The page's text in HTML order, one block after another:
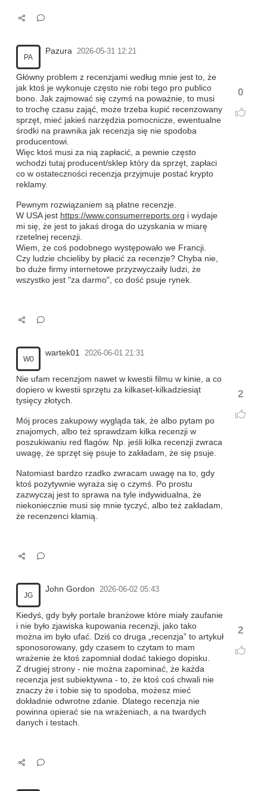
PA
Pazura 2026-05-31 12:21
0
Główny problem z recenzjami według mnie jest to, że
jak ktoś je wykonuje często nie robi tego pro publico
bono. Jak zajmować się czymś na poważnie, to musi
to trochę czasu zająć, może trzeba kupić recenzowany
sprzęt, mieć jakieś narzędzia pomocnicze, ewentualne
środki na prawnika jak recenzja się nie spodoba
producentowi.
Więc ktoś musi za nią zapłacić, a pewnie często
wchodzi tutaj producent/sklep który da sprzęt, zapłaci
co w ostateczności recenzja przyjmuje postać krypto
reklamy.
Pewnym rozwiązaniem są płatne recenzje.
W USA jest https://www.consumerreports.org i wydaje
mi się, że jest to jakaś droga do uzyskania w miarę
rzetelnej recenzji.
Wiem, że coś podobnego występowało we Francji.
Czy ludzie chcieliby by płacić za recenzje? Chyba nie,
bo duże firmy internetowe przyzwyczaiły ludzi, że
wszystko jest "za darmo", co dość psuje rynek.
W0
wartek01 2026-06-01 21:31
2
Nie ufam recenzjom nawet w kwestii filmu w kinie, a co
dopiero w kwestii sprzętu za kilkaset-kilkadziesiąt
tysięcy złotych.
Mój proces zakupowy wygląda tak, że albo pytam po
znajomych, albo też sprawdzam kilka recenzji w
poszukiwaniu red flagów. Np. jeśli kilka recenzji zwraca
uwagę, że sprzęt się psuje to zakładam, że się psuje.
Natomiast bardzo rzadko zwracam uwagę na to, gdy
ktoś pozytywnie wyraża się o czymś. Po prostu
zazwyczaj jest to sprawa na tyle indywidualna, że
niekoniecznie musi się mnie tyczyć, albo też zakładam,
że recenzenci kłamią.
JG
John Gordon 2026-06-02 05:43
2
Kiedyś, gdy były portale branżowe które miały zaufanie
i nie było zjawiska kupowania recenzji, jako tako
można im było ufać. Dziś co druga „recenzja” to artykuł
sponosorowany, gdy czasem to czytam to mam
wrażenie że ktoś zapomniał dodać takiego dopisku.
Z drugiej strony - nie można zapominać, że każda
recenzja jest subiektywna - to, że ktoś coś chwali nie
znaczy że i tobie się to spodoba, możesz mieć
dokładnie odwrotne zdanie. Dlatego recenzja nie
powinna opierać sie na wrażeniach, a na twardych
danych i testach.